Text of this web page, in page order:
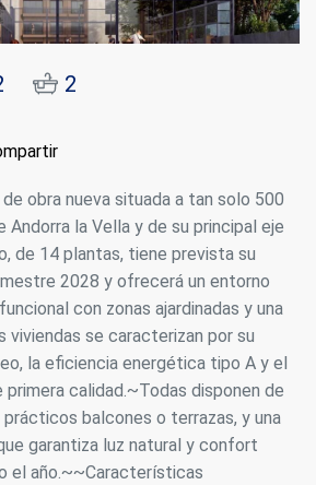
2
obra nueva situada a tan solo 500
la Vella y de su principal eje
de 14 plantas, tiene prevista su
2028 y ofrecerá un entorno
con zonas ajardinadas y una
viviendas se caracterizan por su
la eficiencia energética tipo A y el
calidad.~Todas disponen de
balcones o terrazas, y una
garantiza luz natural y confort
el año.~~Características